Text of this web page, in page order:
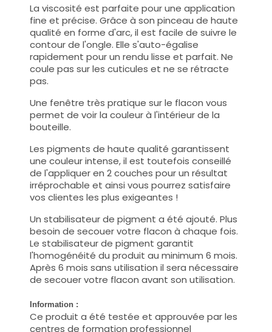
La viscosité est parfaite pour une application
fine et précise. Grâce à son pinceau de haute
qualité en forme d'arc, il est facile de suivre le
contour de l'ongle. Elle s'auto-égalise
rapidement pour un rendu lisse et parfait. Ne
coule pas sur les cuticules et ne se rétracte
pas.
Une fenêtre très pratique sur le flacon vous
permet de voir la couleur à l'intérieur de la
bouteille.
Les pigments de haute qualité garantissent
une couleur intense, il est toutefois conseillé
de l'appliquer en 2 couches pour un résultat
irréprochable et ainsi vous pourrez satisfaire
vos clientes les plus exigeantes !
Un stabilisateur de pigment a été ajouté. Plus
besoin de secouer votre flacon à chaque fois.
Le stabilisateur de pigment garantit
l'homogénéité du produit au minimum 6 mois.
Après 6 mois sans utilisation il sera nécessaire
de secouer votre flacon avant son utilisation.
Information :
Ce produit a été testée et approuvée par les
centres de formation professionnel